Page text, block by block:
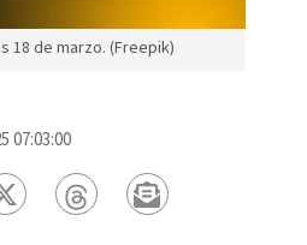
18 de marzo. (Freepik)
07:03:00